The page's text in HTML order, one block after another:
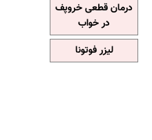
درمان قطعی خروپف
در خواب
لیزر فوتونا